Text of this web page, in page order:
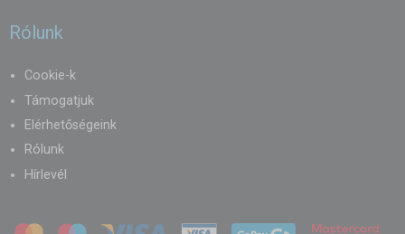
Rólunk
Cookie-k
Támogatjuk
Elérhetőségeink
Rólunk
Hírlevél